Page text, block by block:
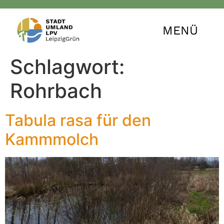
MENÜ
Schlagwort:
Rohrbach
Tabula rasa für den
Kammmolch